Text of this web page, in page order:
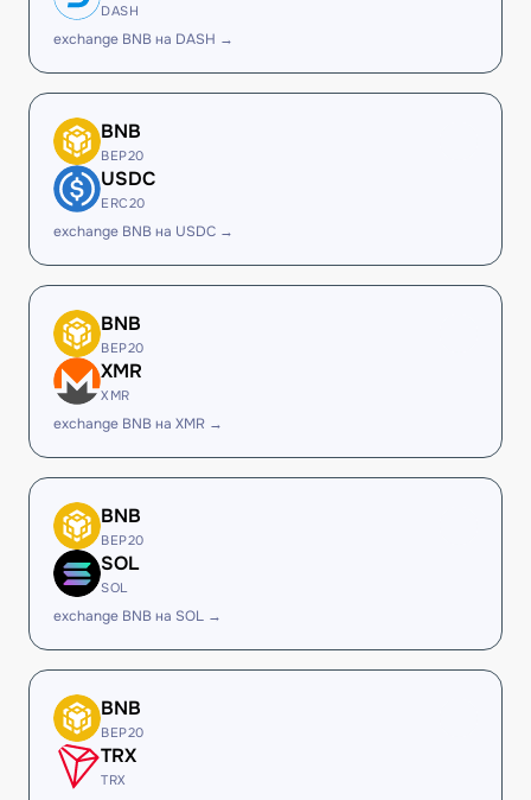
DASH
exchange BNB на DASH →
BNB
BEP20
USDC
ERC20
exchange BNB на USDC →
BNB
BEP20
XMR
XMR
exchange BNB на XMR →
BNB
BEP20
SOL
SOL
exchange BNB на SOL →
BNB
BEP20
TRX
TRX